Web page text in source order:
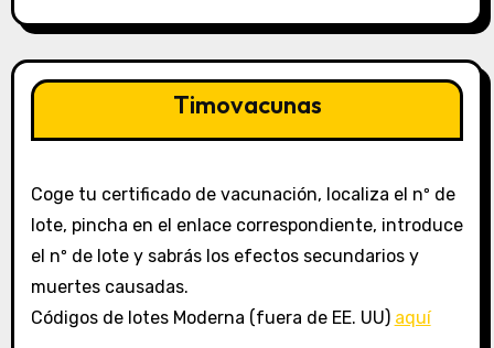
Timovacunas
Coge tu certificado de vacunación, localiza el nº de
lote, pincha en el enlace correspondiente, introduce
el nº de lote y sabrás los efectos secundarios y
muertes causadas.
Códigos de lotes Moderna (fuera de EE. UU) aquí